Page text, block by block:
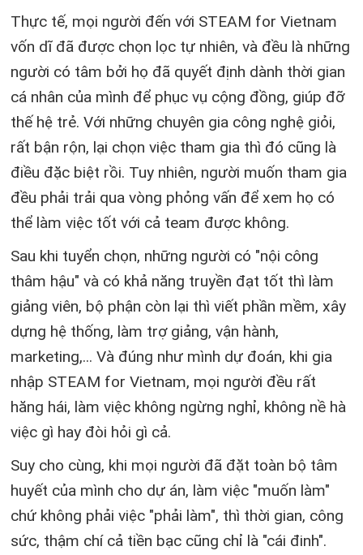
Thực tế, mọi người đến với STEAM for Vietnam
vốn dĩ đã được chọn lọc tự nhiên, và đều là những
người có tâm bởi họ đã quyết định dành thời gian
cá nhân của mình để phục vụ cộng đồng, giúp đỡ
thế hệ trẻ. Với những chuyên gia công nghệ giỏi,
rất bận rộn, lại chọn việc tham gia thì đó cũng là
điều đặc biệt rồi. Tuy nhiên, người muốn tham gia
đều phải trải qua vòng phỏng vấn để xem họ có
thể làm việc tốt với cả team được không.
Sau khi tuyển chọn, những người có "nội công
thâm hậu" và có khả năng truyền đạt tốt thì làm
giảng viên, bộ phận còn lại thì viết phần mềm, xây
dựng hệ thống, làm trợ giảng, vận hành,
marketing,... Và đúng như mình dự đoán, khi gia
nhập STEAM for Vietnam, mọi người đều rất
hăng hái, làm việc không ngừng nghỉ, không nề hà
việc gì hay đòi hỏi gì cả.
Suy cho cùng, khi mọi người đã đặt toàn bộ tâm
huyết của mình cho dự án, làm việc "muốn làm"
chứ không phải việc "phải làm", thì thời gian, công
sức, thậm chí cả tiền bạc cũng chỉ là "cái đinh".